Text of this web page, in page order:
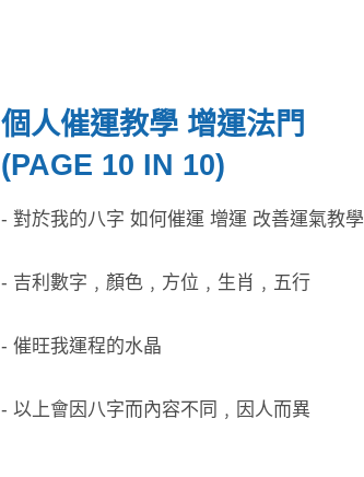
個人催運教學 增運法門
(PAGE 10 IN 10)
- 對於我的八字 如何催運 增運 改善運氣教學
- 吉利數字﹐顏色﹐方位﹐生肖﹐五行
- 催旺我運程的水晶
- 以上會因八字而內容不同﹐因人而異